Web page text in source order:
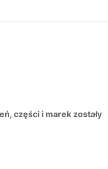
części i marek zostały